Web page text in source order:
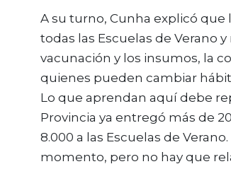
A su turno, Cunha explicó
todas las Escuelas de Verano
vacunación y los insumos, la
quienes pueden cambiar
Lo que aprendan aquí debe
Provincia ya entregó más de
8.000 a las Escuelas de
momento, pero no hay que